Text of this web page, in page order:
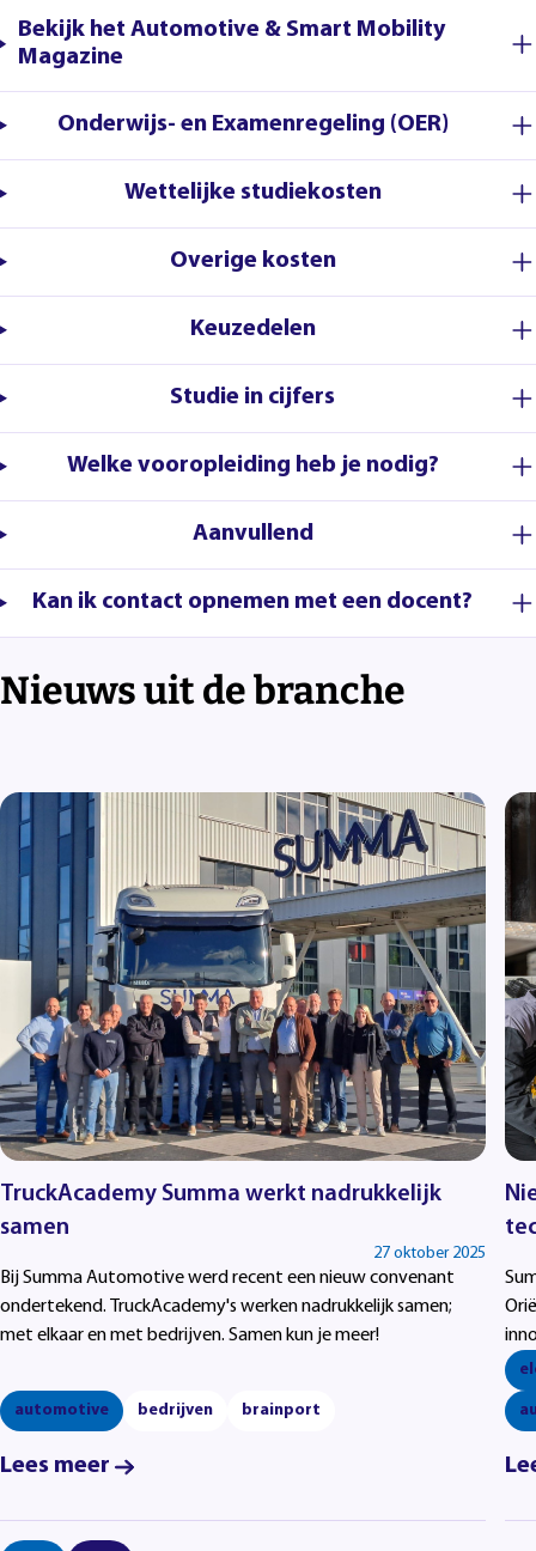
Bekijk het Automotive & Smart Mobility
Magazine
Onderwijs- en Examenregeling (OER)
Wettelijke studiekosten
Overige kosten
Keuzedelen
Studie in cijfers
Welke vooropleiding heb je nodig?
Aanvullend
Kan ik contact opnemen met een docent?
Nieuws uit de branche
TruckAcademy Summa werkt nadrukkelijk
samen
27 oktober 2025
Bij Summa Automotive werd recent een nieuw convenant
ondertekend. TruckAcademy's werken nadrukkelijk samen;
met elkaar en met bedrijven. Samen kun je meer!
automotive bedrijven brainport
Lees meer